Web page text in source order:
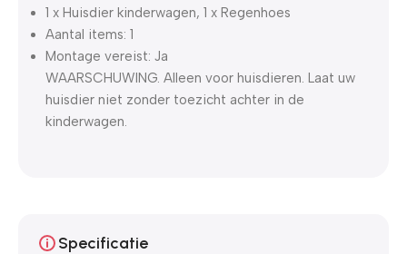
1 x Huisdier kinderwagen, 1 x Regenhoes
Aantal items: 1
Montage vereist: Ja
WAARSCHUWING. Alleen voor huisdieren. Laat uw
huisdier niet zonder toezicht achter in de
kinderwagen.
Specificatie